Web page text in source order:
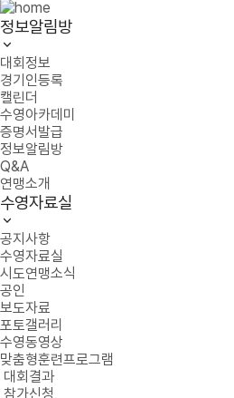
정보알림방
대회정보
경기인등록
캘린더
수영아카데미
증명서발급
정보알림방
Q&A
연맹소개
수영자료실
공지사항
수영자료실
시도연맹소식
공인
보도자료
포토갤러리
수영동영상
맞춤형훈련프로그램
대회결과
참가신청